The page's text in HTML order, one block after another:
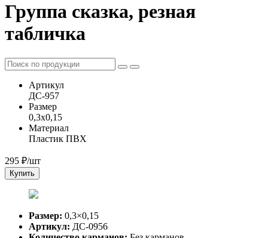
Группа сказка, резная
табличка
Артикул
ДС-957
Размер
0,3x0,15
Материал
Пластик ПВХ
295 ₽/шт
Купить
Размер: 0,3×0,15
Артикул: ДС-0956